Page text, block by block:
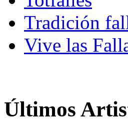
Tradición
Vive las
Últimos